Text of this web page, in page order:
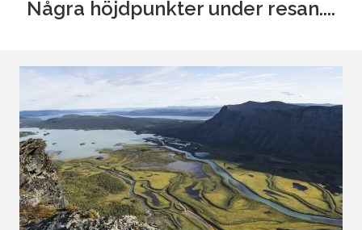
Några höjdpunkter under resan....